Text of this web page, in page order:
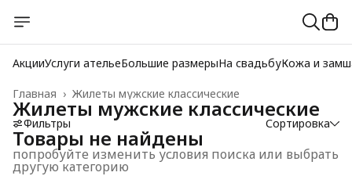
АкцииУслуги ательеБольшие размерыНа свадьбуКожа и
Жилеты мужские классические
Главная ›
Жилеты мужские классические
Фильтры Сортировка
Товары не найдены
попробуйте изменить условия поиска или выбрать
другую категорию